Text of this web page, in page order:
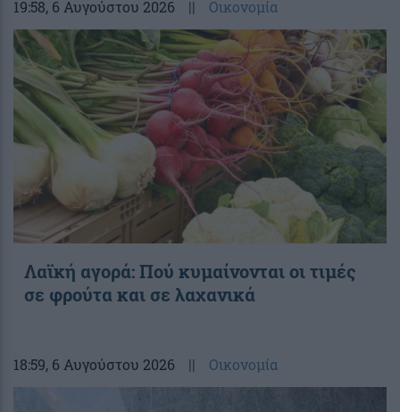
19:58, 6 Αυγούστου 2026 || Οικονομία
Λαϊκή αγορά: Πού κυμαίνονται οι τιμές
σε φρούτα και σε λαχανικά
18:59, 6 Αυγούστου 2026 || Οικονομία